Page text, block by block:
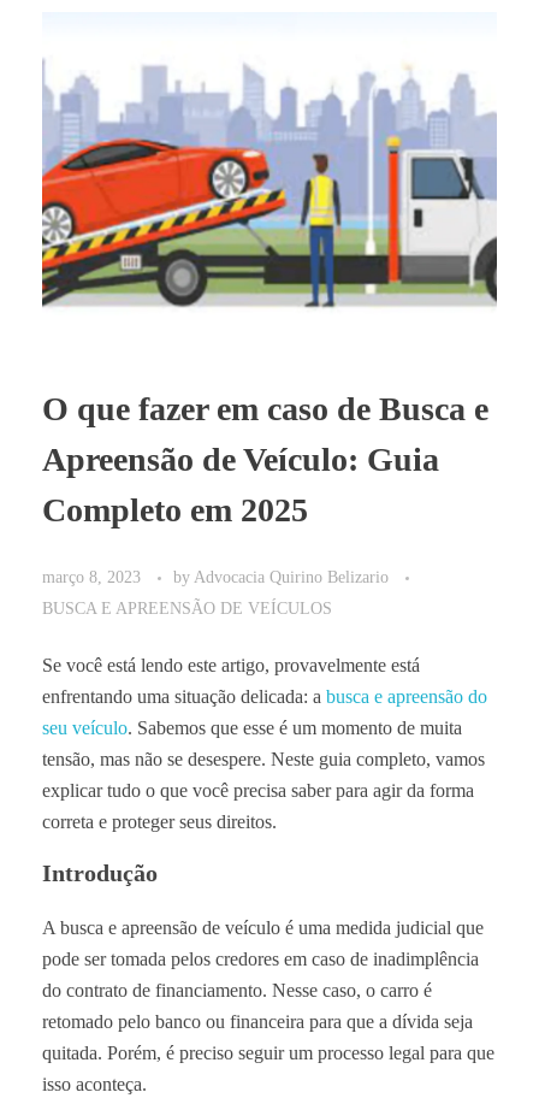
O que fazer em caso de Busca e
Apreensão de Veículo: Guia
Completo em 2025
março 8, 2023 by Advocacia Quirino Belizario
BUSCA E APREENSÃO DE VEÍCULOS
Se você está lendo este artigo, provavelmente está
enfrentando uma situação delicada: a busca e apreensão do
seu veículo. Sabemos que esse é um momento de muita
tensão, mas não se desespere. Neste guia completo, vamos
explicar tudo o que você precisa saber para agir da forma
correta e proteger seus direitos.
Introdução
A busca e apreensão de veículo é uma medida judicial que
pode ser tomada pelos credores em caso de inadimplência
do contrato de financiamento. Nesse caso, o carro é
retomado pelo banco ou financeira para que a dívida seja
quitada. Porém, é preciso seguir um processo legal para que
isso aconteça.